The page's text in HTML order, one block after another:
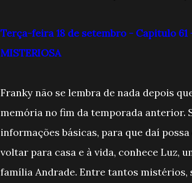
Terça-feira 18 de setembro - Capitulo 61
MISTERIOSA
Franky não se lembra de nada depois
memória no fim da temporada anterior.
informações básicas, para que daí
voltar para casa e à vida, conhece Luz,
família Andrade. Entre tantos mistérios,